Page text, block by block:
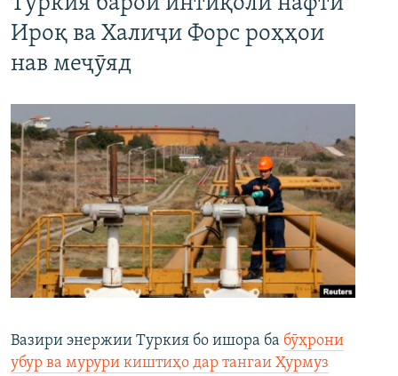
Ироқ ва Халиҷи Форс роҳҳои
нав меҷӯяд
Вазири энержии Туркия бо ишора ба бӯҳрони
убур ва мурури киштиҳо дар тангаи Ҳурмуз